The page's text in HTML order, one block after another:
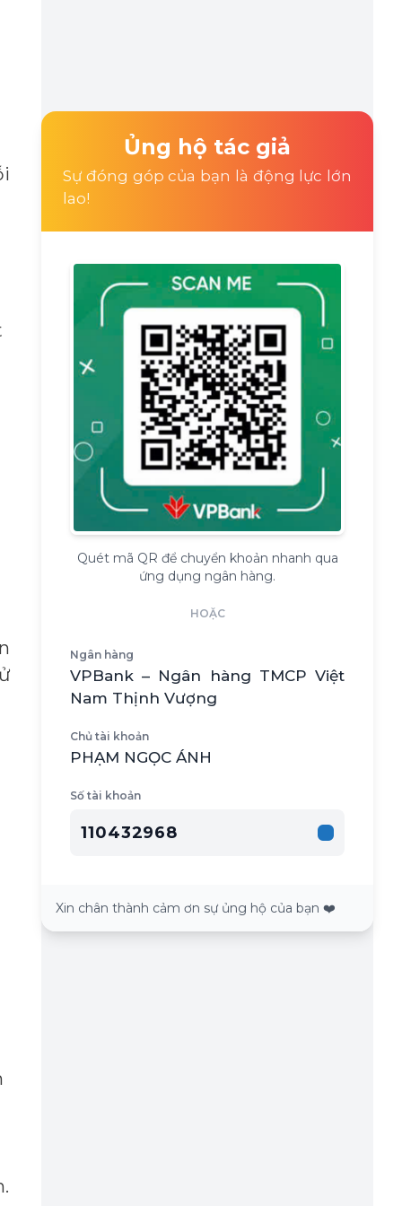
Ủng hộ tác giả
Sự đóng góp của bạn là động lực lớn
lao!
Quét mã QR để chuyển khoản nhanh qua
ứng dụng ngân hàng.
HOẶC
Ngân hàng
VPBank – Ngân hàng TMCP Việt
Nam Thịnh Vượng
Chủ tài khoản
PHẠM NGỌC ÁNH
Số tài khoản
110432968
Xin chân thành cảm ơn sự ủng hộ của bạn ❤️